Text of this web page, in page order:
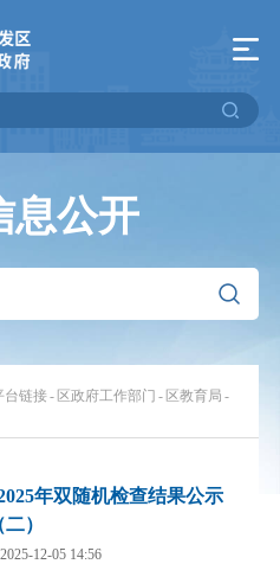
息公开
台链接- 区政府工作部门 - 区教育局 -
年双随机检查结果公示
二）
12-05 14:56